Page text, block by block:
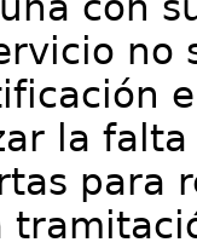
no
la
para